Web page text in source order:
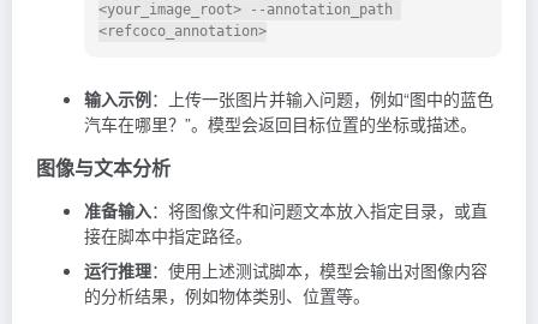
<your_image_root> --annotation_path
输入示例：上传一张图片并输入问题，例如“图中的蓝色
汽车在哪里？”。模型会返回目标位置的坐标或描述。
图像与文本分析
准备输入：将图像文件和问题文本放入指定目录，或直
接在脚本中指定路径。
运行推理：使用上述测试脚本，模型会输出对图像内容
的分析结果，例如物体类别、位置等。